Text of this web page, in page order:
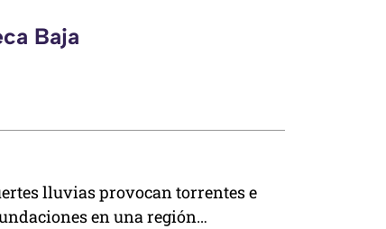
Baja
lluvias provocan torrentes e
en una región